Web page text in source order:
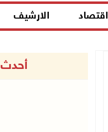
اقتصاد الارشيف
أحدث